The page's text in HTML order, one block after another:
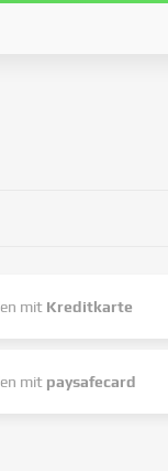
mit Kreditkarte
mit paysafecard